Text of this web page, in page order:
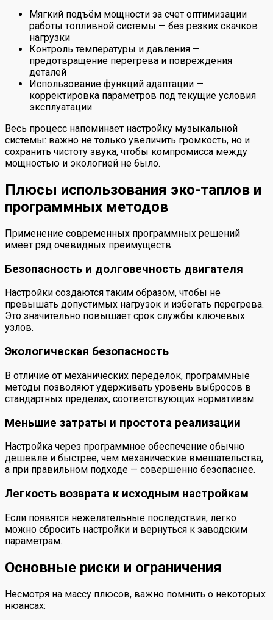
Мягкий подъём мощности за счет оптимизации
работы топливной системы — без резких скачков
нагрузки
Контроль температуры и давления —
предотвращение перегрева и повреждения
деталей
Использование функций адаптации —
корректировка параметров под текущие условия
эксплуатации
Весь процесс напоминает настройку музыкальной
системы: важно не только увеличить громкость, но и
сохранить чистоту звука, чтобы компромисса между
мощностью и экологией не было.
Плюсы использования эко-таплов и
программных методов
Применение современных программных решений
имеет ряд очевидных преимуществ:
Безопасность и долговечность двигателя
Настройки создаются таким образом, чтобы не
превышать допустимых нагрузок и избегать перегрева.
Это значительно повышает срок службы ключевых
узлов.
Экологическая безопасность
В отличие от механических переделок, программные
методы позволяют удерживать уровень выбросов в
стандартных пределах, соответствующих нормативам.
Меньшие затраты и простота реализации
Настройка через программное обеспечение обычно
дешевле и быстрее, чем механические вмешательства,
а при правильном подходе — совершенно безопаснее.
Легкость возврата к исходным настройкам
Если появятся нежелательные последствия, легко
можно сбросить настройки и вернуться к заводским
параметрам.
Основные риски и ограничения
Несмотря на массу плюсов, важно помнить о некоторых
нюансах: